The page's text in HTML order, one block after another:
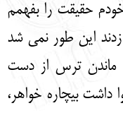
حقیقت را بفهمم
این طور نمی شد
ماندن ترس از دست
داشت بیچاره خواهر،